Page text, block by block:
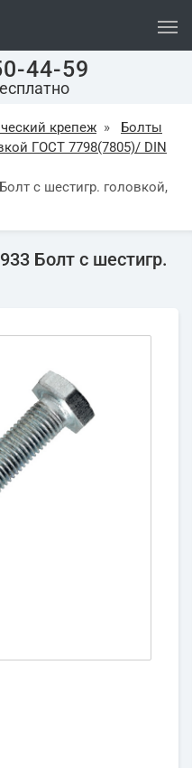
44-59
крепеж »
Болты
ГОСТ 7798(7805)/ DIN
с шестигр. головкой,
Болт с шестигр.